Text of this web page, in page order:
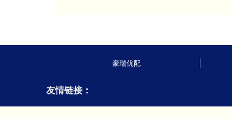
豪瑞优配
友情链接：